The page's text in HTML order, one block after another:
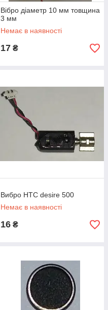
Вібро діаметр 10 мм товщина
3 мм
Немає в наявності
17 ₴
Вибро HTC desire 500
Немає в наявності
16 ₴